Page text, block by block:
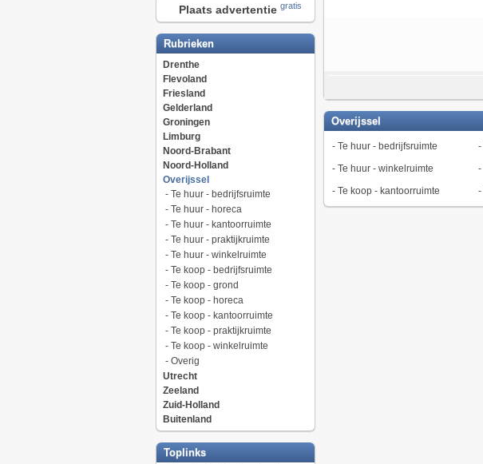
Plaats advertentie gratis
Rubrieken
Drenthe
Flevoland
Friesland
Gelderland
Groningen
Limburg
Noord-Brabant
Noord-Holland
Overijssel
- Te huur - bedrijfsruimte
- Te huur - horeca
- Te huur - kantoorruimte
- Te huur - praktijkruimte
- Te huur - winkelruimte
- Te koop - bedrijfsruimte
- Te koop - grond
- Te koop - horeca
- Te koop - kantoorruimte
- Te koop - praktijkruimte
- Te koop - winkelruimte
- Overig
Utrecht
Zeeland
Zuid-Holland
Buitenland
Toplinks
Overijssel
- Te huur - bedrijfsruimte -
- Te huur - winkelruimte -
- Te koop - kantoorruimte -